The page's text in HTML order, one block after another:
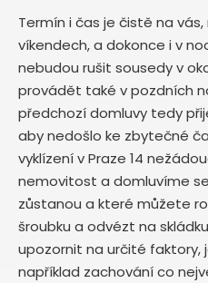
Termín i čas je čistě na
víkendech, a dokonce i v
nebudou rušit sousedy v
provádět také v pozdních
předchozí domluvy tedy
aby nedošlo ke zbytečné
vyklízení v Praze 14
nemovitost a domluvíme
zůstanou a které můžete
šroubku a odvézt na
upozornit na určité
například zachování co